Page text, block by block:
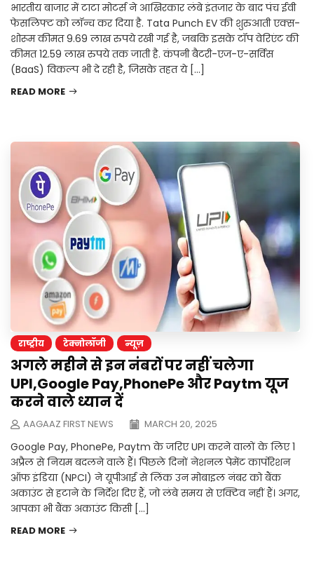
भारतीय बाजार में टाटा मोटर्स ने आखिरकार लंबे इंतजार के बाद पंच ईवी
फेसलिफ्ट को लॉन्च कर दिया है. Tata Punch EV की शुरुआती एक्स-
शोरूम कीमत 9.69 लाख रुपये रखी गई है, जबकि इसके टॉप वेरिएंट की
कीमत 12.59 लाख रुपये तक जाती है. कंपनी बैटरी-एज-ए-सर्विस
(BaaS) विकल्प भी दे रही है, जिसके तहत ये […]
READ MORE
राष्ट्रीय टेक्नोलॉजी न्यूज़
अगले महीने से इन नंबरों पर नहीं चलेगा
UPI,Google Pay,PhonePe और Paytm यूज
करने वाले ध्यान दें
AAGAAZ FIRST NEWS MARCH 20, 2025
Google Pay, PhonePe, Paytm के जरिए UPI करने वालों के लिए 1
अप्रैल से नियम बदलने वाले हैं। पिछले दिनों नेशनल पेमेंट कार्पोरेशन
ऑफ इंडिया (NPCI) ने यूपीआई से लिंक उन मोबाइल नंबर को बैंक
अकाउंट से हटाने के निर्देश दिए हैं, जो लंबे समय से एक्टिव नहीं हैं। अगर,
आपका भी बैंक अकाउंट किसी […]
READ MORE